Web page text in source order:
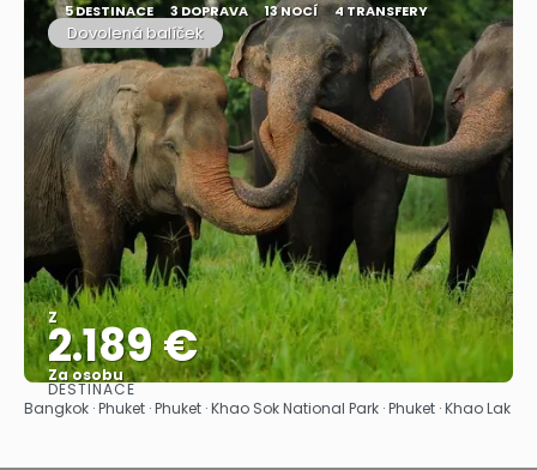
5 DESTINACE 3 DOPRAVA 13 NOCÍ 4 TRANSFERY
Dovolená balíček
Z
2.189 €
Za osobu
Zobrazit
DESTINACE
Bangkok · Phuket · Phuket · Khao Sok National Park · Phuket · Khao Lak